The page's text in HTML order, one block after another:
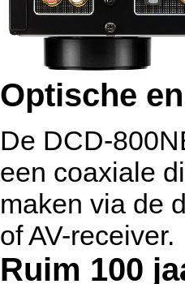
Optische
De DCD-
een coaxiale
maken via de
of AV-receiver.
Ruim 100